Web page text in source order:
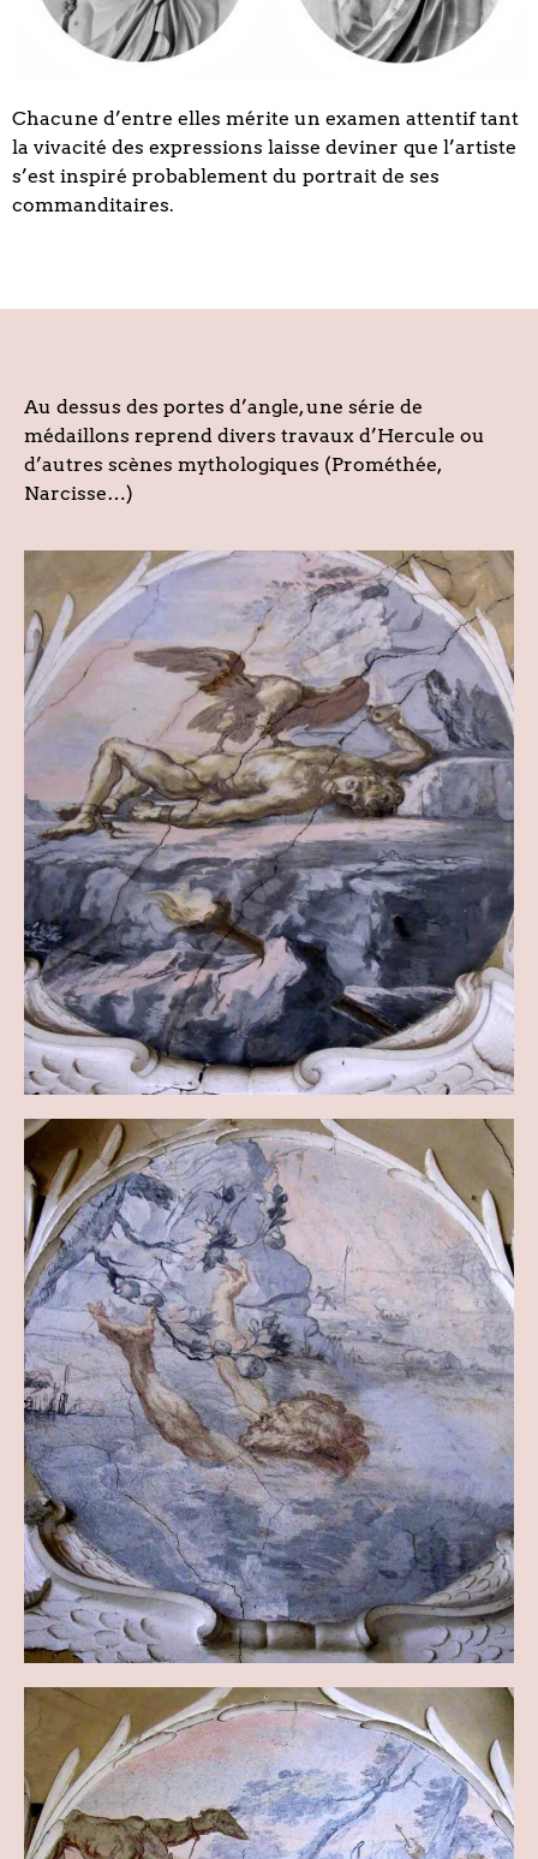
Chacune d’entre elles mérite un examen attentif tant
la vivacité des expressions laisse deviner que l’artiste
s’est inspiré probablement du portrait de ses
commanditaires.
Au dessus des portes d’angle, une série de
médaillons reprend divers travaux d’Hercule ou
d’autres scènes mythologiques (Prométhée,
Narcisse…)